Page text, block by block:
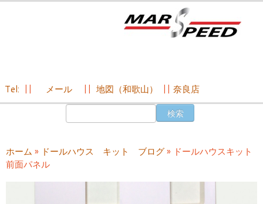
ン
ツ
Tel: メール 地図（和歌山） 奈良店
ホーム » ドールハウス キット ブログ» ドールハウスキット
前面パネル